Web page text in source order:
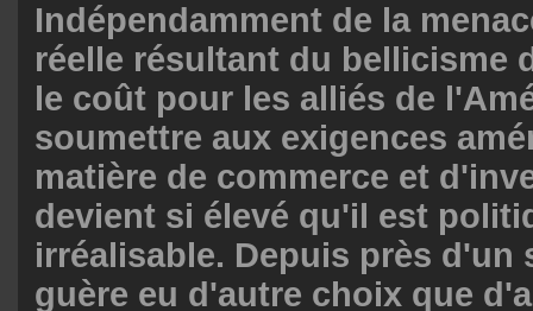
Indépendamment de la
réelle résultant du bellicisme
le coût pour les alliés de
soumettre aux exigences
matière de commerce et
devient si élevé qu'il est
irréalisable. Depuis près d'un
guère eu d'autre choix que